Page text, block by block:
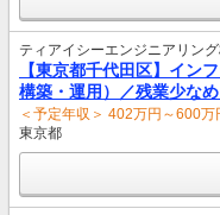
ティアイシーエンジニアリン
【東京都千代田区】イン
構築・運用）／残業少な
＜予定年収＞ 402万円～600万
東京都